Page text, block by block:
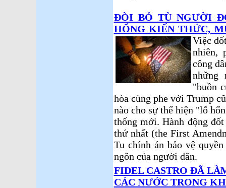
ĐÒI BỎ TÙ NGƯỜI
HỔNG KIẾN THỨC,
Việc
nhiên,
công
những
"buồn
hòa cùng phe với Trump
nào cho sự thể hiện "lỗ
thống mới. Hành động
thứ nhất (the First
Tu chính án bảo vệ
ngôn của người dân.
FIDEL CASTRO ĐÃ
CÁC NƯỚC TRONG